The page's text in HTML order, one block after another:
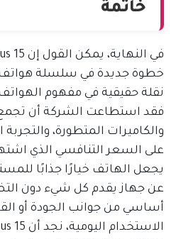
خاتمة
خطوة جديدة في سلسلة
فقد استطاعت الشركة أن تجمع
والكاميرات المتطورة،
على السعر التنافسي الذي
يجعل الهاتف خيارًا جذابًا
عن جهاز يقدم كل شيء دون
أساسي من جوانب الجودة أو